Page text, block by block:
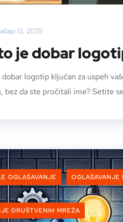
13, 2025
je dobar
logotip ključan za uspeh
bez da ste pročitali ime? Setite
OGLAŠAVANJE OGLAŠAVANJE
DRUŠTVENIH MREŽA